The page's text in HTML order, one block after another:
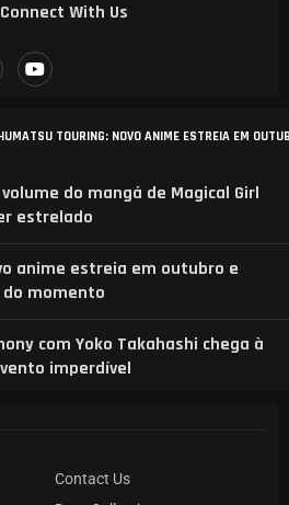
TOURING: NOVO ANIME ESTREIA EM
do mangá de Magical Girl
estrelado
anime estreia em outubro e
do momento
com Yoko Takahashi chega à
imperdível
With Us
Contact Us